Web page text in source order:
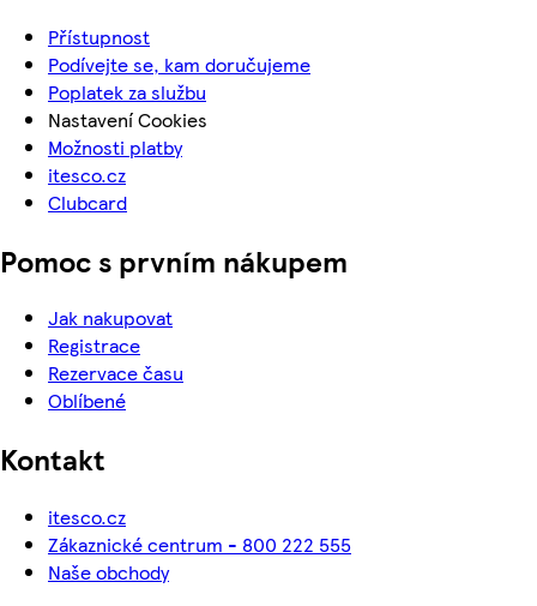
Přístupnost
Podívejte se, kam doručujeme
Poplatek za službu
Nastavení Cookies
Možnosti platby
itesco.cz
Clubcard
Pomoc s prvním nákupem
Jak nakupovat
Registrace
Rezervace času
Oblíbené
Kontakt
itesco.cz
Zákaznické centrum - 800 222 555
Naše obchody